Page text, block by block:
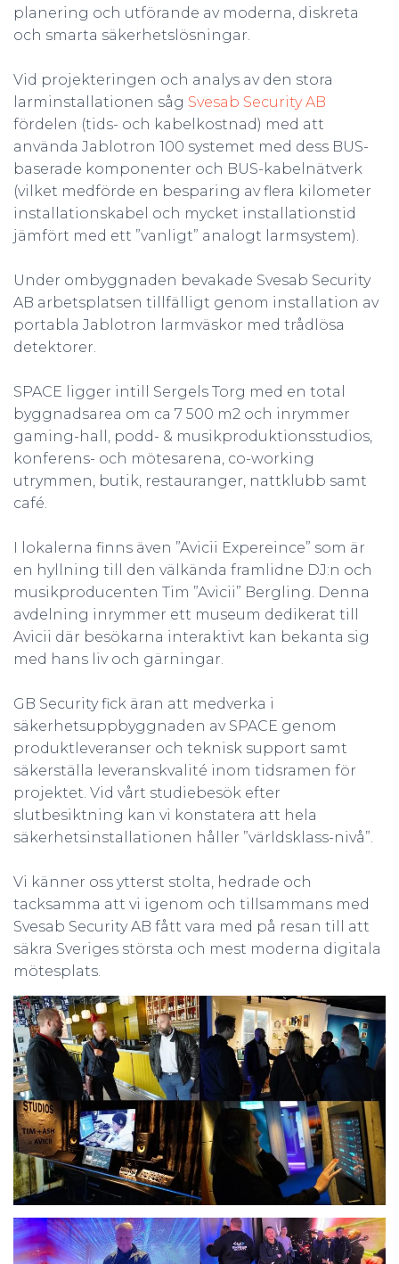
planering och utförande av moderna, diskreta
och smarta säkerhetslösningar.
Vid projekteringen och analys av den stora
larminstallationen såg Svesab Security AB
fördelen (tids- och kabelkostnad) med att
använda Jablotron 100 systemet med dess BUS-
baserade komponenter och BUS-kabelnätverk
(vilket medförde en besparing av flera kilometer
installationskabel och mycket installationstid
jämfört med ett ”vanligt” analogt larmsystem).
Under ombyggnaden bevakade Svesab Security
AB arbetsplatsen tillfälligt genom installation av
portabla Jablotron larmväskor med trådlösa
detektorer.
SPACE ligger intill Sergels Torg med en total
byggnadsarea om ca 7 500 m2 och inrymmer
gaming-hall, podd- & musikproduktionsstudios,
konferens- och mötesarena, co-working
utrymmen, butik, restauranger, nattklubb samt
café.
I lokalerna finns även ”Avicii Expereince” som är
en hyllning till den välkända framlidne DJ:n och
musikproducenten Tim ”Avicii” Bergling. Denna
avdelning inrymmer ett museum dedikerat till
Avicii där besökarna interaktivt kan bekanta sig
med hans liv och gärningar.
GB Security fick äran att medverka i
säkerhetsuppbyggnaden av SPACE genom
produktleveranser och teknisk support samt
säkerställa leveranskvalité inom tidsramen för
projektet. Vid vårt studiebesök efter
slutbesiktning kan vi konstatera att hela
säkerhetsinstallationen håller ”världsklass-nivå”.
Vi känner oss ytterst stolta, hedrade och
tacksamma att vi igenom och tillsammans med
Svesab Security AB fått vara med på resan till att
säkra Sveriges största och mest moderna digitala
mötesplats.